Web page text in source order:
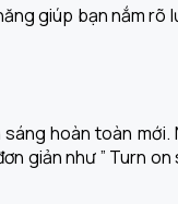
giúp bạn nắm
hoàn toàn
như ” Turn on